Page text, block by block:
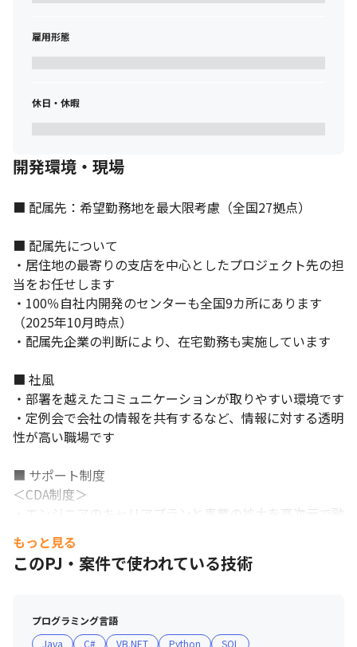
技術研修のほか、ヒューマンビジネス研修、
課題別研修など多彩なプログラムで、エンジニアとしての末永い
活躍を後押し。
す。
◎Winスクール＆eラーニング
300以上の実践講座を受講可能。
また、時間と場所の制約を受けないeラーニングもご用意していま
す。
＊年4回程度の定期研修や、全国の支店での勉強会も開催していま
す。
＊各種パートナーシップにより先進的なツールに触れられる環境
も◎
◎エンジニアサポート制度
エンジニアサポート担当と技術部リーダーが、
います。
雇用形態
休日・休暇
開発環境・現場
■ 配属先：希望勤務地を最大限考慮（全国27拠点）
■ 配属先について
・居住地の最寄りの支店を中心としたプロジェクト先の担
当をお任せします
・100％自社内開発のセンターも全国9カ所にあります
（2025年10月時点）
・配属先企業の判断により、在宅勤務も実施しています
■ 社風
・部署を越えたコミュニケーションが取りやすい環境です
・定例会で会社の情報を共有するなど、情報に対する透明
性が高い職場です
■ サポート制度
＜CDA制度＞
・エンジニアのキャリアプランと事業の拡大を高次元で融
合することを目指し、CDA制度を導入しています
・技術社員が会社の事業計画を深く理解しながら、一人ひ
とりが明確な目的意識を持って業務を遂行する文化作りを
のキャリアプランの相談を受け付けています
もっと見る
このPJ・案件で使われている技術
プログラミング言語
Java
C# VB.NET Python SQL